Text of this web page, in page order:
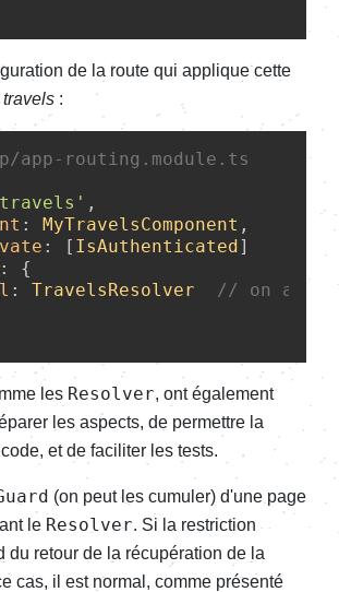
de la route qui applique cette
travels :
app-routing.module.ts
,
: MyTravelsComponent ,
: [ IsAuthenticated]
: {
: TravelsResolver
// on
les Resolver, ont également
les aspects, de permettre la
et de faciliter les tests.
(on peut les cumuler) d'une page
le Resolver. Si la restriction
du retour de la récupération de la
cas, il est normal, comme présenté